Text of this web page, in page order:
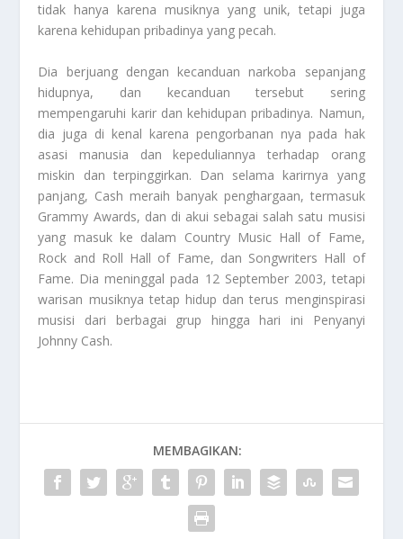
tidak hanya karena musiknya yang unik, tetapi juga
karena kehidupan pribadinya yang pecah.
Dia berjuang dengan kecanduan narkoba sepanjang
hidupnya, dan kecanduan tersebut sering
mempengaruhi karir dan kehidupan pribadinya. Namun,
dia juga di kenal karena pengorbanan nya pada hak
asasi manusia dan kepeduliannya terhadap orang
miskin dan terpinggirkan. Dan selama karirnya yang
panjang, Cash meraih banyak penghargaan, termasuk
Grammy Awards, dan di akui sebagai salah satu musisi
yang masuk ke dalam Country Music Hall of Fame,
Rock and Roll Hall of Fame, dan Songwriters Hall of
Fame. Dia meninggal pada 12 September 2003, tetapi
warisan musiknya tetap hidup dan terus menginspirasi
musisi dari berbagai grup hingga hari ini
Penyanyi
Johnny Cash.
MEMBAGIKAN: